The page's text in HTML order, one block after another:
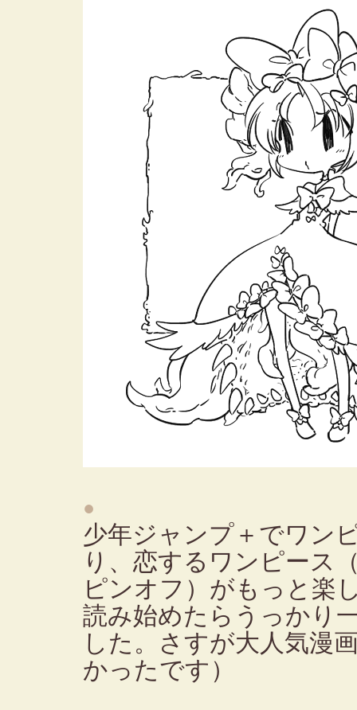
●
少年ジャンプ＋でワン
り、恋するワンピース
ピンオフ）がもっと楽
読み始めたらうっかり
した。さすが大人気漫
かったです）